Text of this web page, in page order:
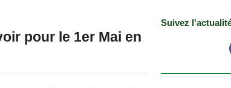
pour le 1er Mai en
Suivez